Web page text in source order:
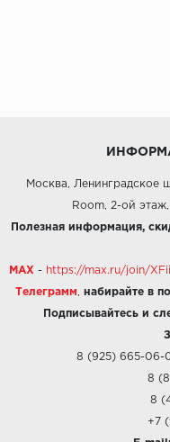
Москва, Ленинградское
Room, 2-ой
Полезная информация,
MAX - https://max.ru/join/
Телеграмм набирайте в
Подписывайтесь и
8 (925) 665-06-
8
8
+7